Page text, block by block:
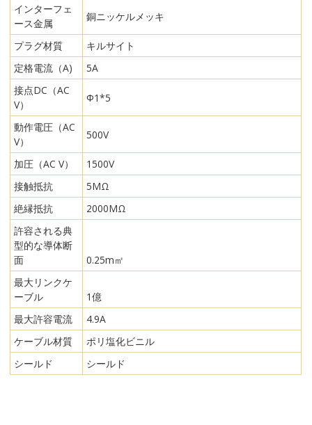
インターフェ
ース金属
銅ニッケルメッキ
プラグ材質
キルサイト
定格電流（A)
5A
接点DC（AC
V）
Φ1*5
動作電圧（AC
V）
500V
加圧（AC V）
1500V
接触抵抗
5MΩ
絶縁抵抗
2000MΩ
許容される典
型的な導体断
面
0.25m㎡
最大リンクケ
ーブル
1億
最大許容電流
4.9A
ケーブル材質
ポリ塩化ビニル
シールド
シールド